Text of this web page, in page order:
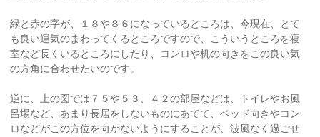
緑と赤の字が、１８や８６になっているところは、今現在、とて
も良い運気のまわってくるところですので、こういうところを寝
室など長くいるところにしたり、コンロや机の向きをこの良い気
の方角に合わせたいのです。
逆に、上の図では７５や５３、４２の部屋などは、トイレやお風
呂場など、あまり長居をしないものにあてて、ベッド向きやコン
ロなどがこの方位を向かないようにすることが、波風なく過ごせ